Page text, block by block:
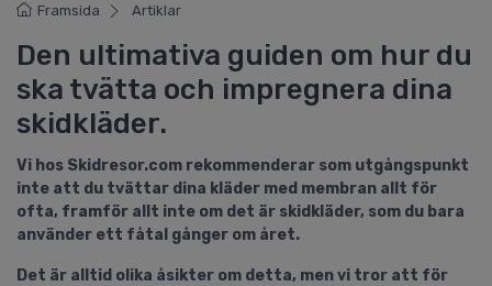
Framsida Artiklar
Den ultimativa guiden om hur du
ska tvätta och impregnera dina
skidkläder.
Vi hos Skidresor.com rekommenderar som utgångspunkt
inte att du tvättar dina kläder med membran allt för
ofta, framför allt inte om det är skidkläder, som du bara
använder ett fåtal gånger om året.
Det är alltid olika åsikter om detta, men vi tror att för